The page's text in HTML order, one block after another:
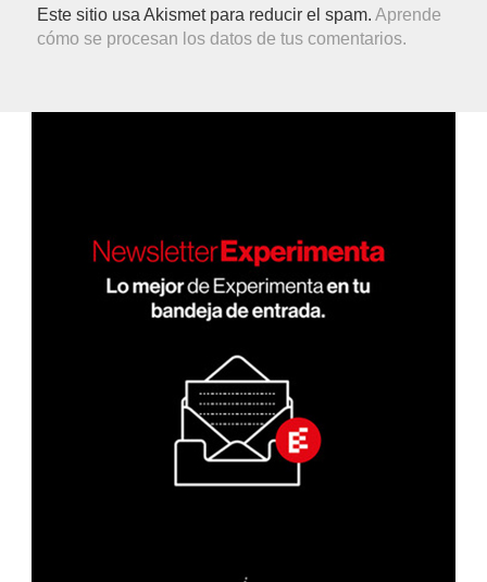
Este sitio usa Akismet para reducir el spam.Aprende
cómo se procesan los datos de tus comentarios.